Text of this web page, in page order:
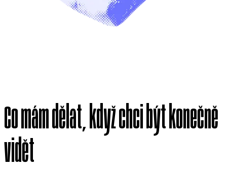
Co mám dělat, když chci být konečně
vidět